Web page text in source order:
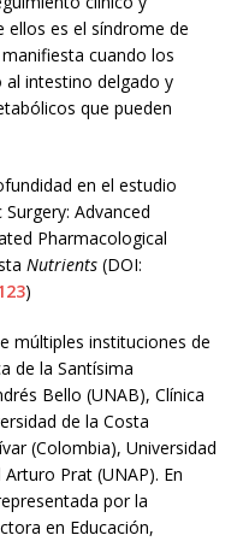
ellos es el síndrome de
cuando los
intestino delgado y
que pueden
en el estudio
Advanced
Pharmacological
Nutrients (DOI:
)
múltiples instituciones de
de la Santísima
Bello (UNAB), Clínica
de la Costa
(Colombia), Universidad
Prat (UNAP). En
por la
en Educación,